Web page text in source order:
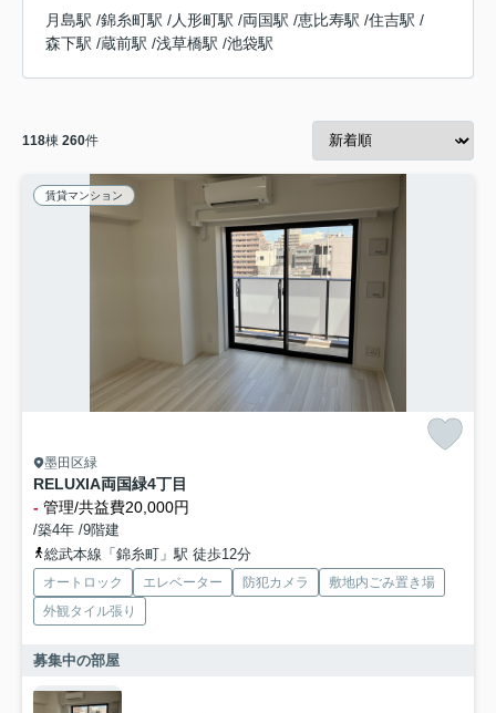
月島駅 /錦糸町駅 /人形町駅 /両国駅 /恵比寿駅 /住吉駅 /
森下駅 /蔵前駅 /浅草橋駅 /池袋駅
118棟 260件
賃貸マンション
墨田区緑
RELUXIA両国緑4丁目
- 管理/共益費20,000円
/築4年 /9階建
総武本線「錦糸町」駅 徒歩12分
オートロック エレベーター 防犯カメラ
敷地内ごみ置き場
外観タイル張り
募集中の部屋